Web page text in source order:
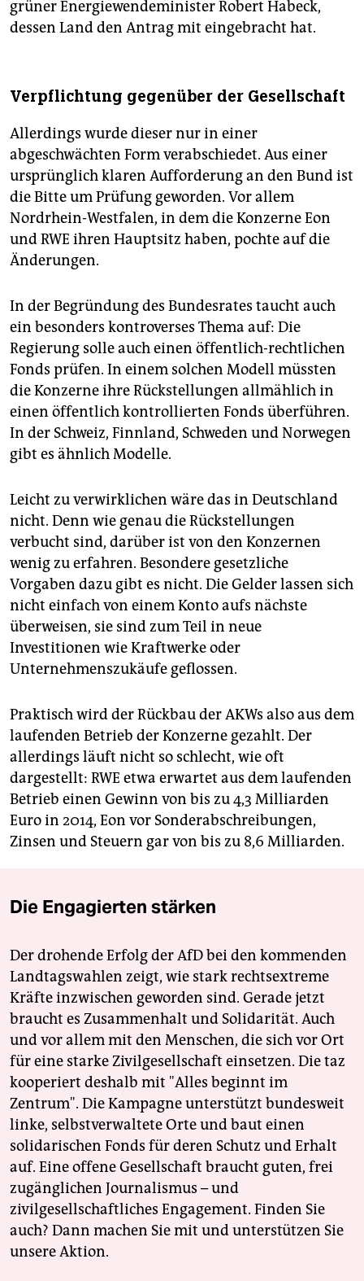
grüner Energiewendeminister Robert Habeck,
dessen Land den Antrag mit eingebracht hat.
Verpflichtung gegenüber der Gesellschaft
Allerdings wurde dieser nur in einer
abgeschwächten Form verabschiedet. Aus einer
ursprünglich klaren Aufforderung an den Bund ist
die Bitte um Prüfung geworden. Vor allem
Nordrhein-Westfalen, in dem die Konzerne Eon
und RWE ihren Hauptsitz haben, pochte auf die
Änderungen.
In der Begründung des Bundesrates taucht auch
ein besonders kontroverses Thema auf: Die
Regierung solle auch einen öffentlich-rechtlichen
Fonds prüfen. In einem solchen Modell müssten
die Konzerne ihre Rückstellungen allmählich in
einen öffentlich kontrollierten Fonds überführen.
In der Schweiz, Finnland, Schweden und Norwegen
gibt es ähnlich Modelle.
Leicht zu verwirklichen wäre das in Deutschland
nicht. Denn wie genau die Rückstellungen
verbucht sind, darüber ist von den Konzernen
wenig zu erfahren. Besondere gesetzliche
Vorgaben dazu gibt es nicht. Die Gelder lassen sich
nicht einfach von einem Konto aufs nächste
überweisen, sie sind zum Teil in neue
Investitionen wie Kraftwerke oder
Unternehmenszukäufe geflossen.
Praktisch wird der Rückbau der AKWs also aus dem
laufenden Betrieb der Konzerne gezahlt. Der
allerdings läuft nicht so schlecht, wie oft
dargestellt: RWE etwa erwartet aus dem laufenden
Betrieb einen Gewinn von bis zu 4,3 Milliarden
Euro in 2014, Eon vor Sonderabschreibungen,
Zinsen und Steuern gar von bis zu 8,6 Milliarden.
Die Engagierten stärken
Der drohende Erfolg der AfD bei den kommenden
Landtagswahlen zeigt, wie stark rechtsextreme
Kräfte inzwischen geworden sind. Gerade jetzt
braucht es Zusammenhalt und Solidarität. Auch
und vor allem mit den Menschen, die sich vor Ort
für eine starke Zivilgesellschaft einsetzen. Die taz
kooperiert deshalb mit "Alles beginnt im
Zentrum". Die Kampagne unterstützt bundesweit
linke, selbstverwaltete Orte und baut einen
solidarischen Fonds für deren Schutz und Erhalt
auf. Eine offene Gesellschaft braucht guten, frei
zugänglichen Journalismus – und
zivilgesellschaftliches Engagement. Finden Sie
auch? Dann machen Sie mit und unterstützen Sie
unsere Aktion.